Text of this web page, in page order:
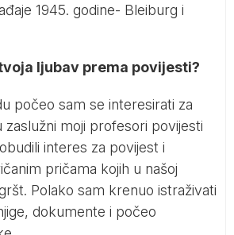
1945. godine- Bleiburg i
ljubav prema povijesti?
počeo sam se interesirati za
zaslužni moji profesori povijesti
interes za povijest i
pričama kojih u našoj
Polako sam krenuo istraživati
dokumente i počeo